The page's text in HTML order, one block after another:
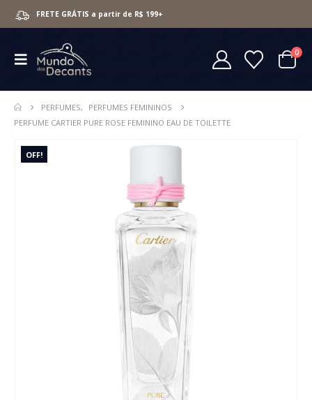
FRETE GRÁTIS a partir de R$ 199+
0
PERFUMES,
PERFUMES FEMININOS
PERFUME CARTIER PURE ROSE FEMININO EAU DE TOILETTE
OFF!